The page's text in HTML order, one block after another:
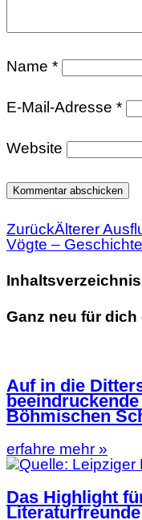
Name *
E-Mail-Adresse *
Website
ZurückÄlterer
Vögte –
Inhaltsverzeichnis
Ganz neu für dich
Auf in die
Böhmischen
erfahre mehr »
Das Highlight